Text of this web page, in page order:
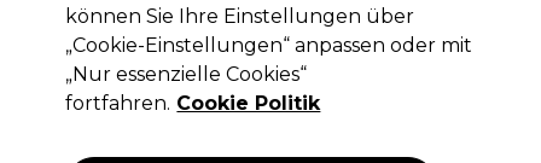
(0)
28,97 €57,95 €ohne MwSt.
(PROFI-PREIS)
34,47 €inkl. MwSt.)
können Sie Ihre Einstellungen über
„Cookie-Einstellungen“ anpassen oder mit
„Nur essenzielle Cookies“
fortfahren. Cookie Politik